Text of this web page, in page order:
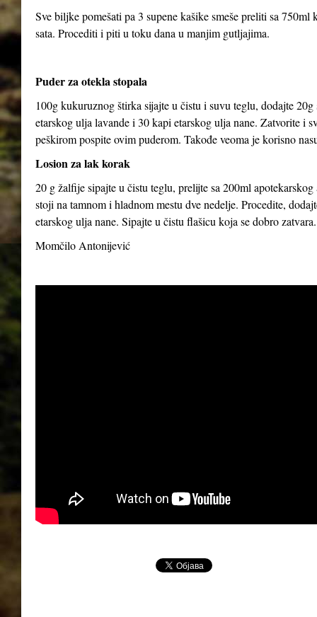
Sve biljke pomešati pa 3 supene kašike smeše preliti sa
sata. Procediti i piti u toku dana u manjim gutljajima.
Puder za otekla stopala
100g kukuruznog štirka sijajte u čistu i suvu teglu, dodajte
etarskog ulja lavande i 30 kapi etarskog ulja nane. Zatvorite i
peškirom pospite ovim puderom. Takođe veoma je korisno
Losion za lak korak
20 g žalfije sipajte u čistu teglu, prelijte sa 200ml
stoji na tamnom i hladnom mestu dve nedelje. Procedite,
etarskog ulja nane. Sipajte u čistu flašicu koja se dobro
Momčilo Antonijević